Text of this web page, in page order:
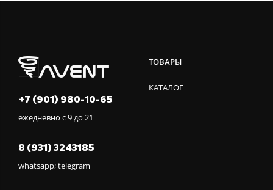
+7 (901) 980-10-65
ежедневно с 9 до 21
8 (931) 3243185
whatsapp; telegram
ТОВАРЫ
КАТАЛОГ